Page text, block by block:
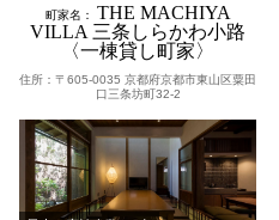
町家名：
THE MACHIYA
VILLA 三条しらかわ小路
〈一棟貸し町家〉
住所：〒605-0035 京都府京都市東山区粟田
口三条坊町32-2